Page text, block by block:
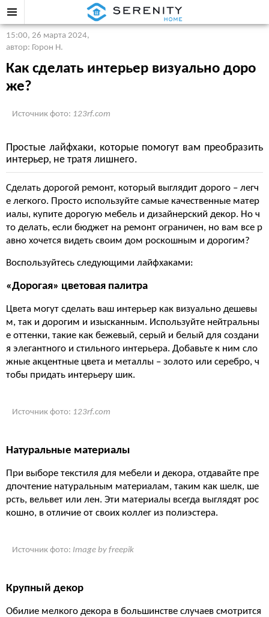
15:00, 26 марта 2024,
автор: Горон Н.
Как сделать интерьер визуально доро
же?
Источник фото: 123rf.com
Простые лайфхаки, которые помогут вам преобразить
интерьер, не тратя лишнего.
Сделать дорогой ремонт, который выглядит дорого – легч
е легкого. Просто используйте самые качественные матер
иалы, купите дорогую мебель и дизайнерский декор. Но ч
то делать, если бюджет на ремонт ограничен, но вам все р
авно хочется видеть своим дом роскошным и дорогим?
Воспользуйтесь следующими лайфхаками:
«Дорогая» цветовая палитра
Цвета могут сделать ваш интерьер как визуально дешевы
м, так и дорогим и изысканным. Используйте нейтральны
е оттенки, такие как бежевый, серый и белый для создани
я элегантного и стильного интерьера. Добавьте к ним сло
жные акцентные цвета и металлы – золото или серебро, ч
тобы придать интерьеру шик.
Источник фото: 123rf.com
Натуральные материалы
При выборе текстиля для мебели и декора, отдавайте пре
дпочтение натуральным материалам, таким как шелк, ше
рсть, вельвет или лен. Эти материалы всегда выглядят рос
кошно, в отличие от своих коллег из полиэстера.
Источник фото: Image by freepik
Крупный декор
Обилие мелкого декора в большинстве случаев смотрится